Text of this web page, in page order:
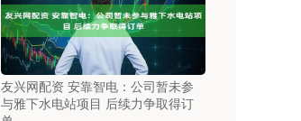
友兴网配资 安靠智电：公司暂未参
与雅下水电站项目 后续力争取得订